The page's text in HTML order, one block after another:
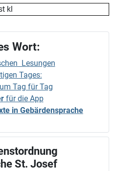
Wort:
Lesungen
Tages:
für die App
in Gebärdensprache
St. Josef